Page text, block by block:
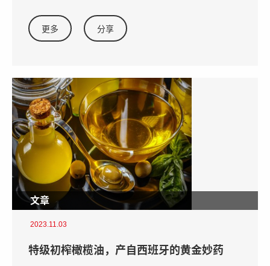
更多 分享
文章
2023.11.03
特级初榨橄榄油，产自西班牙的黄金妙药